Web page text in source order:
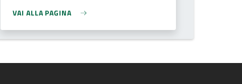
VAI ALLA PAGINA